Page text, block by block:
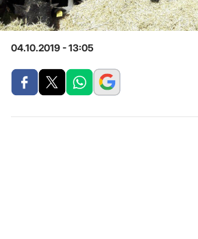
04.10.2019 - 13:05